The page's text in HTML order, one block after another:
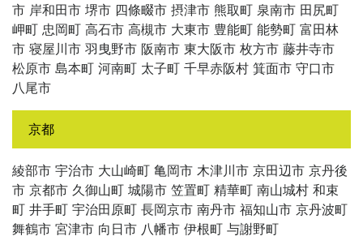
市 岸和田市 堺市 四條畷市 摂津市 熊取町 泉南市 田尻町
岬町 忠岡町 高石市 高槻市 大東市 豊能町 能勢町 富田林
市 寝屋川市 羽曳野市 阪南市 東大阪市 枚方市 藤井寺市
松原市 島本町 河南町 太子町 千早赤阪村 箕面市 守口市
八尾市
京都
綾部市 宇治市 大山崎町 亀岡市 木津川市 京田辺市 京丹後
市 京都市 久御山町 城陽市 笠置町 精華町 南山城村 和束
町 井手町 宇治田原町 長岡京市 南丹市 福知山市 京丹波町
舞鶴市 宮津市 向日市 八幡市 伊根町 与謝野町